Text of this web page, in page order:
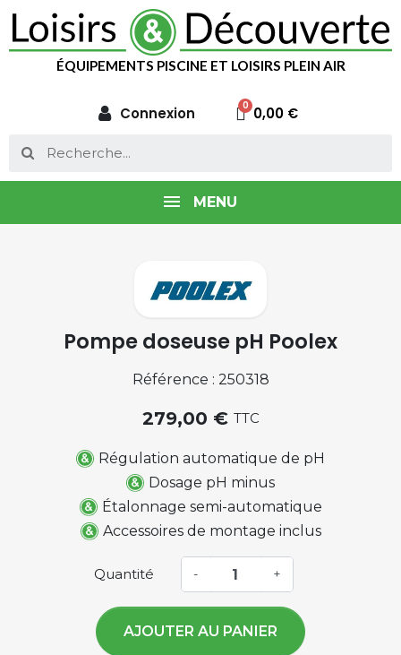
ÉQUIPEMENTS PISCINE ET LOISIRS PLEIN AIR
Connexion 0,00 €
MENU
Pompe doseuse pH Poolex
Référence : 250318
279,00 € TTC
Régulation automatique de pH
Dosage pH minus
Étalonnage semi-automatique
Accessoires de montage inclus
Quantité - +
AJOUTER AU PANIER